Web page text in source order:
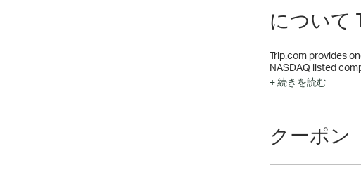
について
Trip.com provides
NASDAQ listed
online travel
+ 続きを読む
クーポン